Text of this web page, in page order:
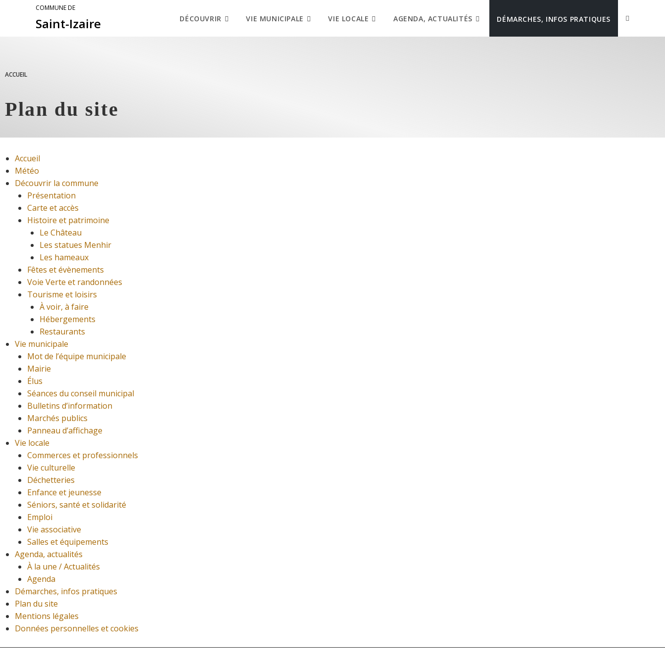
COMMUNE DE
Saint-Izaire DÉCOUVRIR VIE MUNICIPALE VIE LOCALE AGENDA, ACTUALITÉS DÉMARCHES, INFOS PRATIQUES
ACCUEIL
Plan du site
Accueil
Météo
Découvrir la commune
Présentation
Carte et accès
Histoire et patrimoine
Le Château
Les statues Menhir
Les hameaux
Fêtes et évènements
Voie Verte et randonnées
Tourisme et loisirs
À voir, à faire
Hébergements
Restaurants
Vie municipale
Mot de l’équipe municipale
Mairie
Élus
Séances du conseil municipal
Bulletins d’information
Marchés publics
Panneau d’affichage
Vie locale
Commerces et professionnels
Vie culturelle
Déchetteries
Enfance et jeunesse
Séniors, santé et solidarité
Emploi
Vie associative
Salles et équipements
Agenda, actualités
À la une / Actualités
Agenda
Démarches, infos pratiques
Plan du site
Mentions légales
Données personnelles et cookies